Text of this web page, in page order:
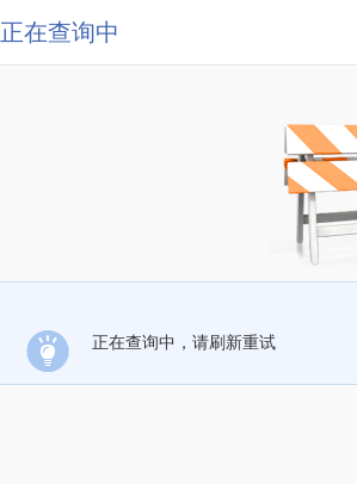
正在查询中
正在查询中，请刷新重试